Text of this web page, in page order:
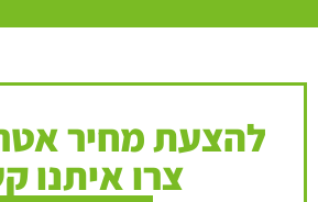
להצעת מחיר
צרו איתנו